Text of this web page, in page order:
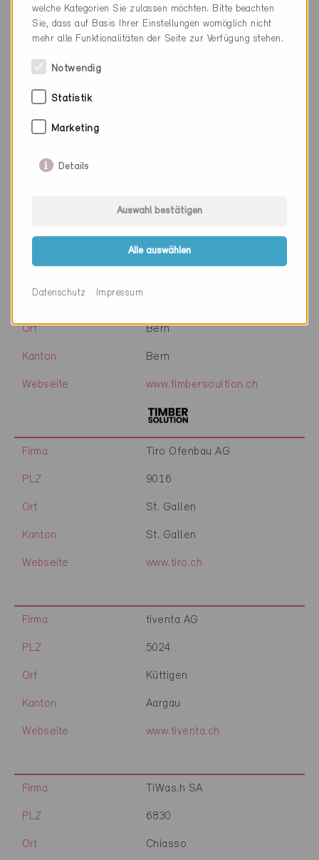
Webseite
Firma
PLZ
www.timbatec.ch
Ort Bern
Kanton Bern
Webseite www.timbersoultion.ch
Firma Tiro Ofenbau AG
PLZ 9016
Ort St. Gallen
Kanton St. Gallen
Webseite www.tiro.ch
Firma tiventa AG
PLZ 5024
Ort Küttigen
Kanton Aargau
Webseite www.tiventa.ch
Firma TiWas.h SA
PLZ 6830
Ort Chiasso
welche Kategorien Sie zulassen möchten. Bitte beachten
Sie, dass auf Basis Ihrer Einstellungen womöglich nicht
mehr alle Funktionalitäten der Seite zur Verfügung stehen.
Notwendig
Statistik
Marketing
Details
Auswahl bestätigen
Alle auswählen
Datenschutz Impressum